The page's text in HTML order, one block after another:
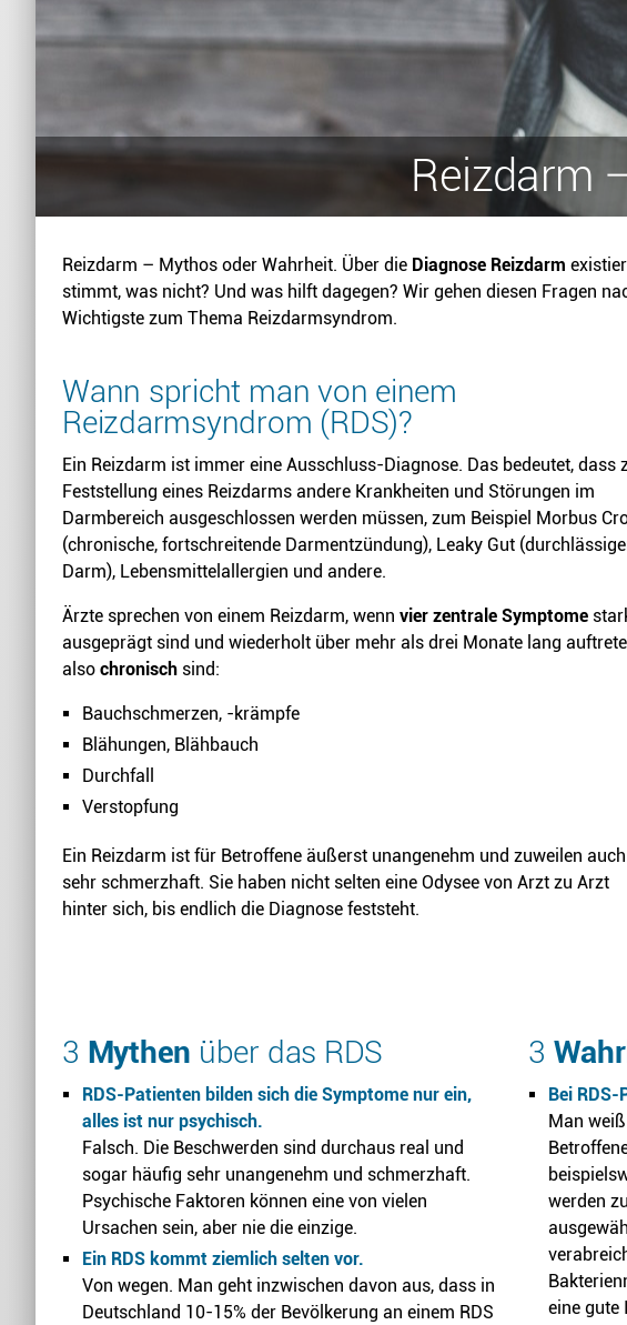
Reizdarm
Reizdarm – Mythos oder Wahrheit. Über die Diagnose Reizdarm
stimmt, was nicht? Und was hilft dagegen? Wir gehen diesen Fragen
Wichtigste zum Thema Reizdarmsyndrom.
Wann spricht man von einem
Reizdarmsyndrom (RDS)?
Ein Reizdarm ist immer eine Ausschluss-Diagnose. Das bedeutet, dass
Feststellung eines Reizdarms andere Krankheiten und Störungen im
Darmbereich ausgeschlossen werden müssen, zum Beispiel Morbus
(chronische, fortschreitende Darmentzündung), Leaky Gut
Darm), Lebensmittelallergien und andere.
Ärzte sprechen von einem Reizdarm, wenn vier zentrale Symptome
ausgeprägt sind und wiederholt über mehr als drei Monate lang
also chronisch sind:
Bauchschmerzen, -krämpfe
Blähungen, Blähbauch
Durchfall
Verstopfung
Ein Reizdarm ist für Betroffene äußerst unangenehm und zuweilen auch
sehr schmerzhaft. Sie haben nicht selten eine Odysee von Arzt zu Arzt
hinter sich, bis endlich die Diagnose feststeht.
3 Mythen über das RDS
RDS-Patienten bilden sich die Symptome nur ein,
alles ist nur psychisch.
Falsch. Die Beschwerden sind durchaus real und
sogar häufig sehr unangenehm und schmerzhaft.
Psychische Faktoren können eine von vielen
Ursachen sein, aber nie die einzige.
Ein RDS kommt ziemlich selten vor.
Von wegen. Man geht inzwischen davon aus, dass in
Deutschland 10-15% der Bevölkerung an einem RDS
3
Bei
Man
werden
eine gute